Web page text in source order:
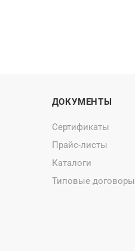
ДОКУМЕНТЫ
Сертификаты
Прайс-листы
Каталоги
Типовые договоры